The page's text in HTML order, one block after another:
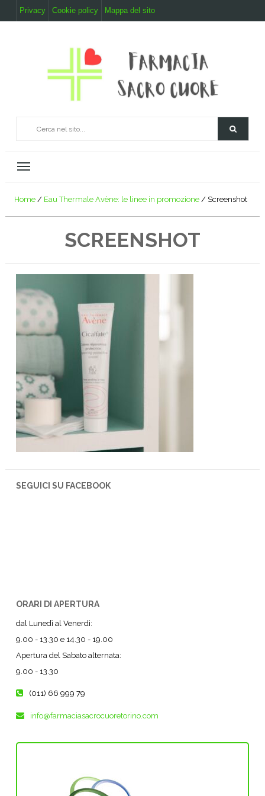
Privacy Cookie policy Mappa del sito
Home / Eau Thermale Avène: le linee in promozione / Screenshot
SCREENSHOT
SEGUICI SU FACEBOOK
ORARI DI APERTURA
dal Lunedì al Venerdì:
9.00 - 13.30 e 14.30 - 19.00
Apertura del Sabato alternata:
9.00 - 13.30
(011) 66 999 79
info@farmaciasacrocuoretorino.com